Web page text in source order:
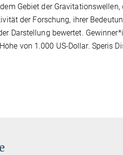
Gebiet der Gravitationswellen,
der Forschung, ihrer
Darstellung bewertet.
von 1.000 US-Dollar. Speris